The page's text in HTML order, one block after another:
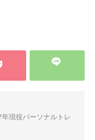
年現役パーソナルトレ